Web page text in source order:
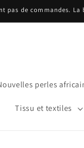
pas de commandes.
perles
Tissu et textiles